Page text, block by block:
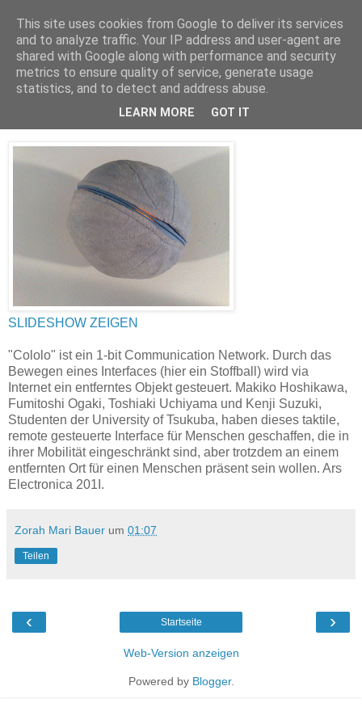
Sonntag, 4. September 2011
1-bit Communication Network
SLIDESHOW ZEIGEN
"Cololo" ist ein 1-bit Communication Network. Durch das
Bewegen eines Interfaces (hier ein Stoffball) wird via
Internet ein entferntes Objekt gesteuert. Makiko Hoshikawa,
Fumitoshi Ogaki, Toshiaki Uchiyama und Kenji Suzuki,
Studenten der University of Tsukuba, haben dieses taktile,
remote gesteuerte Interface für Menschen geschaffen, die in
ihrer Mobilität eingeschränkt sind, aber trotzdem an einem
entfernten Ort für einen Menschen präsent sein wollen. Ars
Electronica 201I.
Zorah Mari Bauer um 01:07
Teilen
‹ ›
Startseite
Web-Version anzeigen
Powered by Blogger.
This site uses cookies from Google to deliver its services
and to analyze traffic. Your IP address and user-agent are
shared with Google along with performance and security
metrics to ensure quality of service, generate usage
statistics, and to detect and address abuse.
LEARN MORE GOT IT